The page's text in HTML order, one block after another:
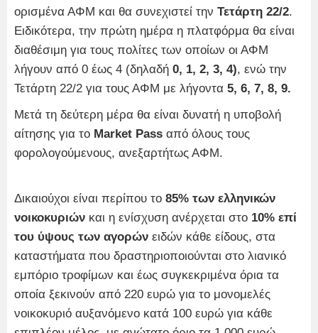
ορισμένα ΑΦΜ και θα συνεχιστεί την Τετάρτη 22/2.
Ειδικότερα, την πρώτη ημέρα η πλατφόρμα θα είναι
διαθέσιμη για τους πολίτες των οποίων οι ΑΦΜ
λήγουν από 0 έως 4 (δηλαδή 0, 1, 2, 3, 4), ενώ την
Τετάρτη 22/2 για τους ΑΦΜ με λήγοντα 5, 6, 7, 8, 9.
Μετά τη δεύτερη μέρα θα είναι δυνατή η υποβολή
αίτησης για το Market Pass από όλους τους
φορολογούμενους, ανεξαρτήτως ΑΦΜ.
Δικαιούχοι είναι περίπου το 85% των ελληνικών
νοικοκυριών και η ενίσχυση ανέρχεται στο 10% επί
του ύψους των αγορών ειδών κάθε είδους, στα
καταστήματα που δραστηριοποιούνται στο λιανικό
εμπόριο τροφίμων και έως συγκεκριμένα όρια τα
οποία ξεκινούν από 220 ευρώ για το μονομελές
νοικοκυριό αυξανόμενο κατά 100 ευρώ για κάθε